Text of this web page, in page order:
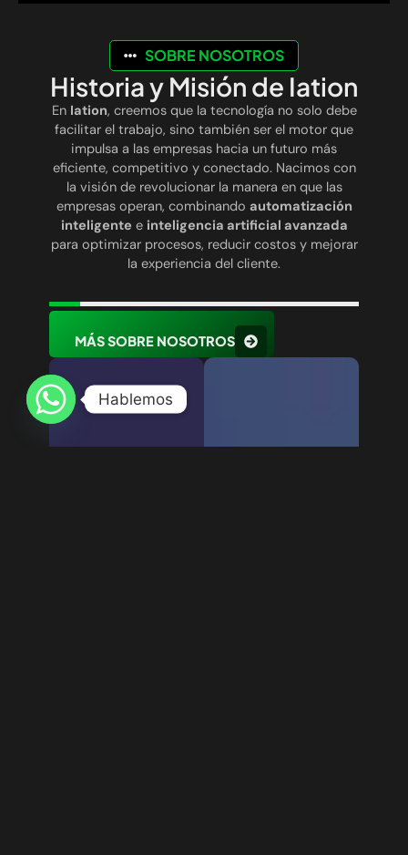
SOBRE NOSOTROS
Historia y Misión de Iation
En Iation, creemos que la tecnología no solo debe
facilitar el trabajo, sino también ser el motor que
impulsa a las empresas hacia un futuro más
eficiente, competitivo y conectado. Nacimos con
la visión de revolucionar la manera en que las
empresas operan, combinando automatización
inteligente e inteligencia artificial avanzada
para optimizar procesos, reducir costos y mejorar
la experiencia del cliente.
MÁS SOBRE NOSOTROS
Hablemos